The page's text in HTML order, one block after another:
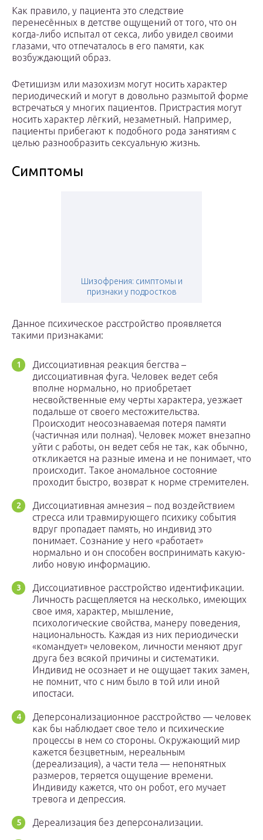
Как правило, у пациента это следствие
перенесённых в детстве ощущений от того, что он
когда-либо испытал от секса, либо увидел своими
глазами, что отпечаталось в его памяти, как
возбуждающий образ.
Фетишизм или мазохизм могут носить характер
периодический и могут в довольно размытой форме
встречаться у многих пациентов. Пристрастия могут
носить характер лёгкий, незаметный. Например,
пациенты прибегают к подобного рода занятиям с
целью разнообразить сексуальную жизнь.
Симптомы
Шизофрения: симптомы и
признаки у подростков
Данное психическое расстройство проявляется
такими признаками:
Диссоциативная реакция бегства –
диссоциативная фуга. Человек ведет себя
вполне нормально, но приобретает
несвойственные ему черты характера, уезжает
подальше от своего местожительства.
Происходит неосознаваемая потеря памяти
(частичная или полная). Человек может внезапно
уйти с работы, он ведет себя не так, как обычно,
откликается на разные имена и не понимает, что
происходит. Такое аномальное состояние
проходит быстро, возврат к норме стремителен.
Диссоциативная амнезия – под воздействием
стресса или травмирующего психику события
вдруг пропадает память, но индивид это
понимает. Сознание у него «работает»
нормально и он способен воспринимать какую-
либо новую информацию.
Диссоциативное расстройство идентификации.
Личность расщепляется на несколько, имеющих
свое имя, характер, мышление,
психологические свойства, манеру поведения,
национальность. Каждая из них периодически
«командует» человеком, личности меняют друг
друга без всякой причины и систематики.
Индивид не осознает и не ощущает таких замен,
не помнит, что с ним было в той или иной
ипостаси.
Деперсонализационное расстройство — человек
как бы наблюдает свое тело и психические
процессы в нем со стороны. Окружающий мир
кажется безцветным, нереальным
(дереализация), а части тела — непонятных
размеров, теряется ощущение времени.
Индивиду кажется, что он робот, его мучает
тревога и депрессия.
Дереализация без деперсонализации.